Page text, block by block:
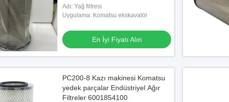
Adı: Yağ filtresi
Uygulama: Komatsu ekskavatör
En İyi Fiyatı Alın
PC200-8 Kazı makinesi Komatsu
yedek parçalar Endüstriyel Ağır
Filtreler 6001854100